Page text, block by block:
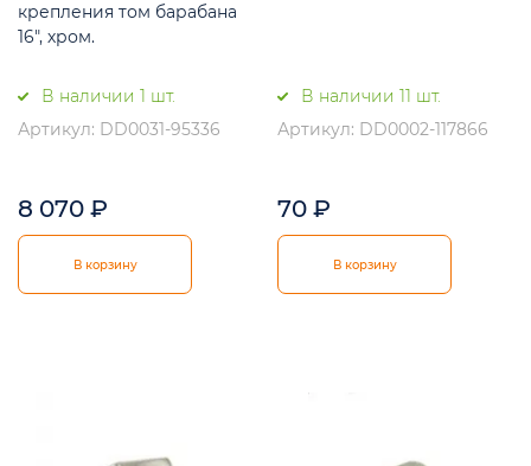
крепления том барабана
16", хром.
В наличии 1 шт.
Артикул: DD0031-95336
8 070 ₽
В корзину
В наличии 11 шт.
Артикул: DD0002-117866
70 ₽
В корзину